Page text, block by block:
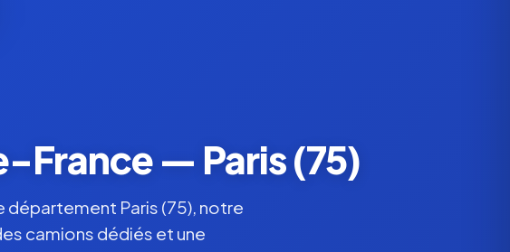
France — Paris (75)
département Paris (75), notre
camions dédiés et une